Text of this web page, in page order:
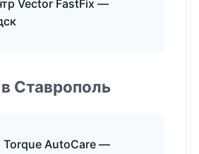
Vector FastFix —
Ставрополь
Torque AutoCare —